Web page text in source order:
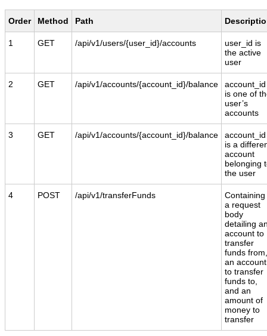
Order Method Path
1 GET /api/v1/users/{user_id}/accounts
user_id is
the active
user
2 GET /api/v1/accounts/{account_id}/balance
account_id
is one of
user’s
accounts
3 GET /api/v1/accounts/{account_id}/balance
account_id
is a
account
belonging
the user
4 POST /api/v1/transferFunds
Containing
a request
body
detailing
account to
transfer
funds from,
an account
to transfer
funds to,
and an
amount of
money to
transfer